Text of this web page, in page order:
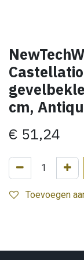
cm,
€ 51,24
Toevoegen